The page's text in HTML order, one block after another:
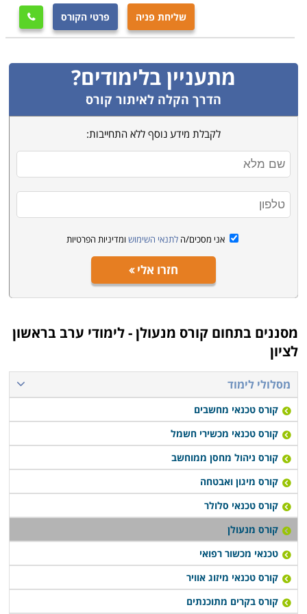
שליחת פניה פרטי הקורס 
מתעניין בלימודים?
הדרך הקלה לאיתור קורס
לקבלת מידע נוסף ללא התחייבות:
אני מסכים/ה לתנאי השימוש ומדיניות הפרטיות
חזרו אלי
מסננים בתחום קורס מנעולן - לימודי ערב בראשון
לציון
מסלולי לימוד
קורס טכנאי מחשבים
קורס טכנאי מכשירי חשמל
קורס ניהול מחסן ממוחשב
קורס מיגון ואבטחה
קורס טכנאי סלולר
קורס מנעולן
טכנאי מכשור רפואי
קורס טכנאי מיזוג אוויר
קורס בקרים מתוכנתים